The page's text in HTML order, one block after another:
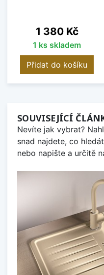
Cena
1 380 Kč
1 ks skladem
Přidat do košíku
SOUVISEJÍCÍ
Nevíte jak vybrat?
snad najdete, co
nebo napište a určitě